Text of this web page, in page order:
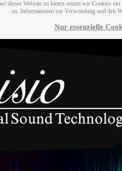
dieser Website zu bieten setzen wir Cookies
zu. Informationen zur Verwendung und den
Nur essenzielle